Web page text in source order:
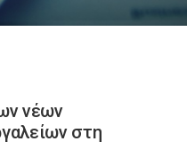
νέων
στη